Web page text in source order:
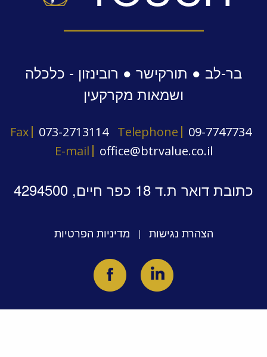
בר-לב ● תורקישר ● רובינזון - כלכלה
ושמאות מקרקעין
Fax 073-2713114 Telephone
09-7747734
E-mail
office@btrvalue.co.il
כתובת דואר ת.ד 18 כפר חיים, 4294500
הצהרת נגישות | מדיניות הפרטיות